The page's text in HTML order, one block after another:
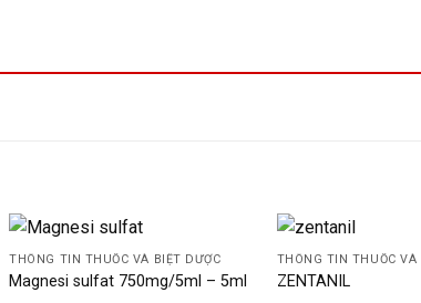
THÔNG TIN THUỐC VÀ BIỆT DƯỢC
Magnesi sulfat 750mg/5ml – 5ml
THÔNG TIN THUỐC VÀ
ZENTANIL